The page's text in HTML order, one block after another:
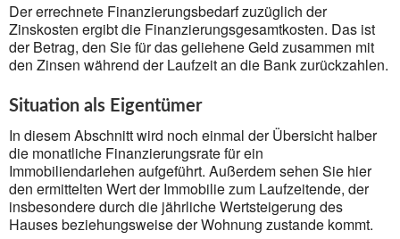
Der errechnete Finanzierungsbedarf zuzüglich der
Zinskosten ergibt die Finanzierungsgesamtkosten. Das ist
der Betrag, den Sie für das geliehene Geld zusammen mit
den Zinsen während der Laufzeit an die Bank zurückzahlen.
Situation als Eigentümer
In diesem Abschnitt wird noch einmal der Übersicht halber
die monatliche Finanzierungsrate für ein
Immobiliendarlehen aufgeführt. Außerdem sehen Sie hier
den ermittelten Wert der Immobilie zum Laufzeitende, der
insbesondere durch die jährliche Wertsteigerung des
Hauses beziehungsweise der Wohnung zustande kommt.